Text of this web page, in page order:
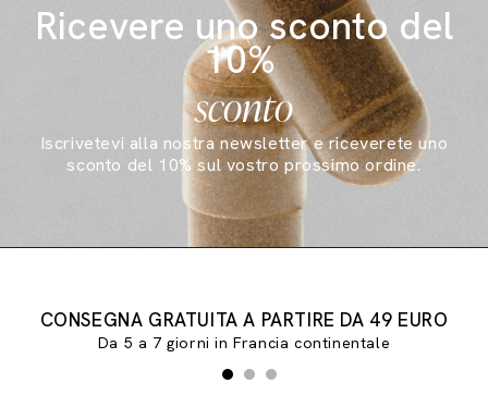
Ricevere uno sconto del
10%
sconto
Iscrivetevi alla nostra newsletter e riceverete uno
sconto del 10% sul vostro prossimo ordine.
CONSEGNA GRATUITA A PARTIRE DA 49 EURO
Da 5 a 7 giorni in Francia continentale